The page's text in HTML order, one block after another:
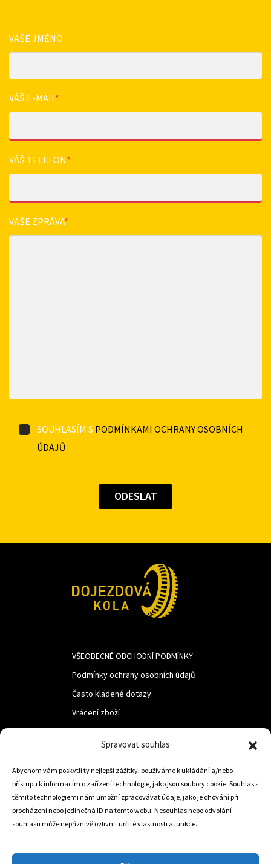
Spravovat souhlas
Abychom vám poskytli ty nejlepší zážitky, používáme k ukládání a/nebo
přístupu k informacím o zařízení technologie, jako jsou soubory cookie. Souhlas s
těmito technologiemi nám umožní zpracovávat údaje, jako je chování při
procházení nebo jedinečná ID na tomto webu. Nesouhlas nebo odvolání
souhlasu může nepříznivě ovlivnit určité vlastnosti a funkce.
VAŠE JMÉNO
VÁŠ E-MAIL*
VÁŠ TELEFON*
VAŠE ZPRÁVA*
SOUHLASÍM S PODMÍNKAMI OCHRANY OSOBNÍCH
ÚDAJŮ
VŠEOBECNÉ OBCHODNÍ PODMÍNKY
Podmínky ochrany osobních údajů
Často kladené dotazy
Vrácení zboží
LUF s.r.o.
Nám. M.R.Štefanika 518,
Trstená 02801